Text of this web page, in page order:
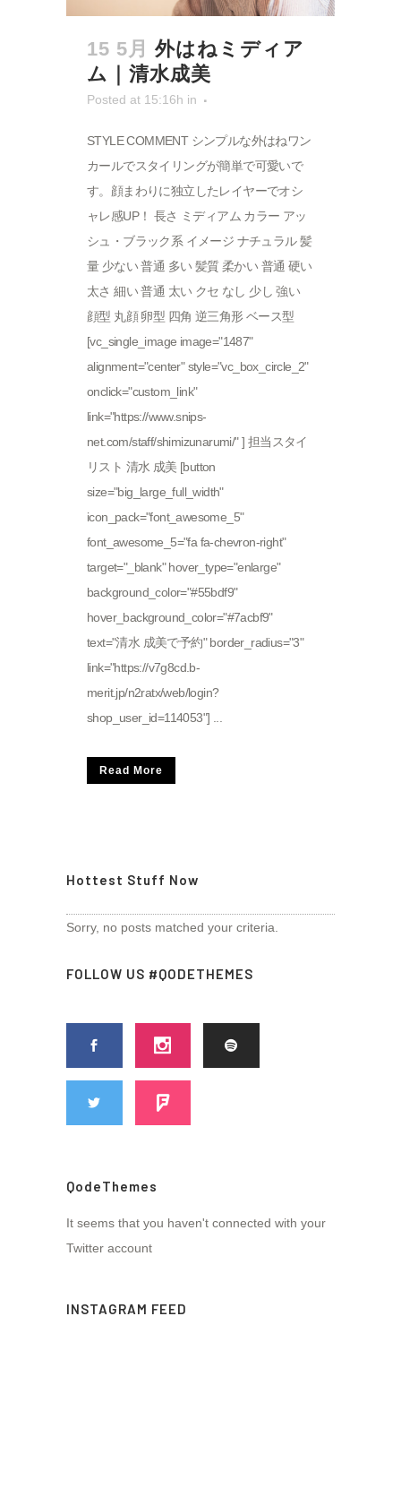
15 5月 外はねミディア
ム｜清水成美
Posted at 15:16h in
STYLE COMMENT シンプルな外はねワン
カールでスタイリングが簡単で可愛いで
す。顔まわりに独立したレイヤーでオシ
ャレ感UP！ 長さ ミディアム カラー アッ
シュ・ブラック系 イメージ ナチュラル 髪
量 少ない 普通 多い 髪質 柔かい 普通 硬い
太さ 細い 普通 太い クセ なし 少し 強い
顔型 丸顔 卵型 四角 逆三角形 ベース型
[vc_single_image image="1487"
alignment="center" style="vc_box_circle_2"
onclick="custom_link"
link="https://www.snips-
net.com/staff/shimizunarumi/" ] 担当スタイ
リスト 清水 成美 [button
size="big_large_full_width"
icon_pack="font_awesome_5"
font_awesome_5="fa fa-chevron-right"
target="_blank" hover_type="enlarge"
background_color="#55bdf9"
hover_background_color="#7acbf9"
text="清水 成美で予約" border_radius="3"
link="https://v7g8cd.b-
merit.jp/n2ratx/web/login?
shop_user_id=114053"] ...
Read More
Hottest Stuff Now
Sorry, no posts matched your criteria.
FOLLOW US #QODETHEMES
QodeThemes
It seems that you haven't connected with your
Twitter account
INSTAGRAM FEED